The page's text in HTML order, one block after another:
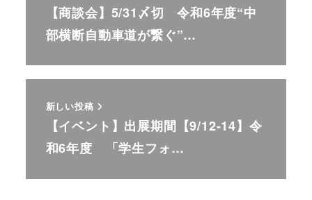
【商談会】5/31〆切 令和6年度“中
部横断自動車道が繋ぐ”…
新しい投稿
【イベント】出展期間【9/12-14】令
和6年度 「学生フォ…